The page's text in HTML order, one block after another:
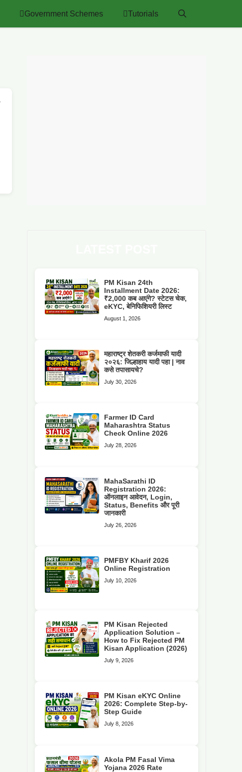
Government Schemes Tutorials
PM Kisan 24th
Installment Date 2026:
₹2,000 कब आएंगे? स्टेटस चेक,
eKYC, बेनिफिशियरी लिस्ट
August 1, 2026
महाराष्ट्र शेतकरी कर्जमाफी यादी
२०२६: जिल्हाहाय यादी पहा | नाव
कसे तपासायचे?
July 30, 2026
Farmer ID Card
Maharashtra Status
Check Online 2026
July 28, 2026
MahaSarathi ID
Registration 2026:
ऑनलाइन आवेदन, Login,
Status, Benefits और पूरी
जानकारी
July 26, 2026
PMFBY Kharif 2026
Online Registration
July 10, 2026
PM Kisan Rejected
Application Solution –
How to Fix Rejected PM
Kisan Application (2026)
July 9, 2026
PM Kisan eKYC Online
2026: Complete Step-by-
Step Guide
July 8, 2026
Akola PM Fasal Vima
Yojana 2026 Rate